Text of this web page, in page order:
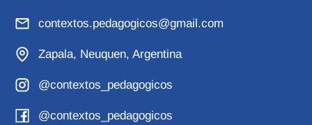
contextos.pedagogicos@gmail.com
Zapala, Neuquen, Argentina
@contextos_pedagogicos
@contextos_pedagogicos